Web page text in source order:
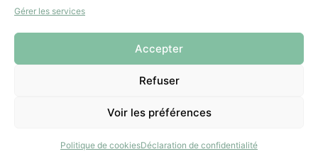
Gérer les services
Accepter
Refuser
Voir les préférences
Politique de cookiesDéclaration de confidentialité